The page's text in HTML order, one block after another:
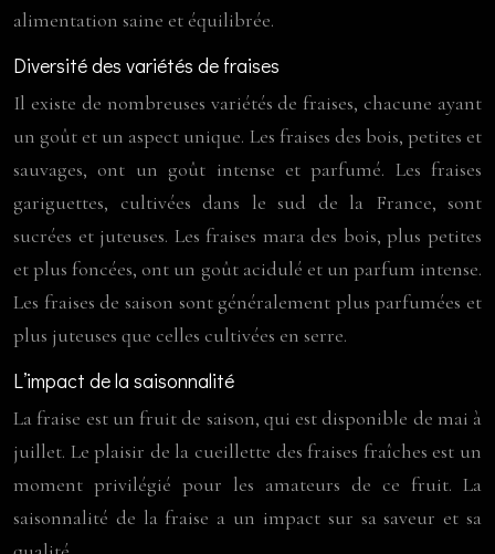
alimentation saine et équilibrée.
Diversité des variétés de fraises
Il existe de nombreuses variétés de fraises, chacune ayant
un goût et un aspect unique. Les fraises des bois, petites et
sauvages, ont un goût intense et parfumé. Les fraises
gariguettes, cultivées dans le sud de la France, sont
sucrées et juteuses. Les fraises mara des bois, plus petites
et plus foncées, ont un goût acidulé et un parfum intense.
Les fraises de saison sont généralement plus parfumées et
plus juteuses que celles cultivées en serre.
L’impact de la saisonnalité
La fraise est un fruit de saison, qui est disponible de mai à
juillet. Le plaisir de la cueillette des fraises fraîches est un
moment privilégié pour les amateurs de ce fruit. La
saisonnalité de la fraise a un impact sur sa saveur et sa